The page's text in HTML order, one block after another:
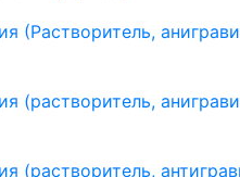
(Растворитель,
(растворитель,
(растворитель,